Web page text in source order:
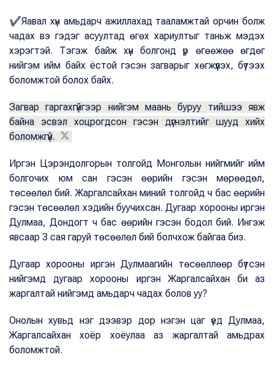
✔Яавал хүн амьдарч ажиллахад тааламжтай орчин болж
чадах вэ гэдэг асуултад өгөх хариултыг таньж мэдэх
хэрэгтэй. Тэгэж байж хүн болгонд үр өгөөжөө өгдөг
нийгэм ийм байх ёстой гэсэн загварыг хөгжүүлэх, бүтээх
боломжтой болох байх.
Загвар гаргахгүйгээр нийгэм маань буруу тийшээ явж
байна эсвэл хоцрогдсон гэсэн дүгнэлтийг шууд хийх
боломжгүй.
Иргэн Цэрэндолгорын толгойд Монголын нийгмийг ийм
болгочих юм сан гэсэн өөрийн гэсэн мөрөөдөл,
төсөөлөл бий. Жаргалсайхан миний толгойд ч бас өөрийн
гэсэн төсөөлөл хэдийн буучихсан. Дугаар хорооны иргэн
Дулмаа, Дондогт ч бас өөрийн гэсэн бодол бий. Ингэж
явсаар 3 сая гаруй төсөөлөл бий болчхож байгаа биз.
Дугаар хорооны иргэн Дулмаагийн төсөөллөөр бүтсэн
нийгэмд дугаар хорооны иргэн Жаргалсайхан би аз
жаргалтай нийгэмд амьдарч чадах болов уу?
Онолын хувьд нэг дээвэр дор нэгэн цаг үед Дулмаа,
Жаргалсайхан хоёр хоёулаа аз жаргалтай амьдрах
боломжтой.